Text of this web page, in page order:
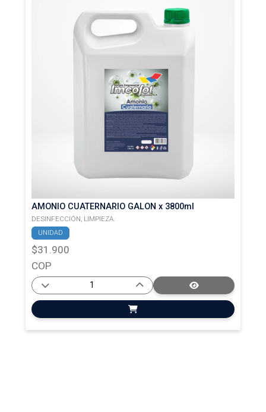
AMONIO CUATERNARIO GALON x 3800ml
DESINFECCIÓN, LIMPIEZA.
UNIDAD
$31.900
COP